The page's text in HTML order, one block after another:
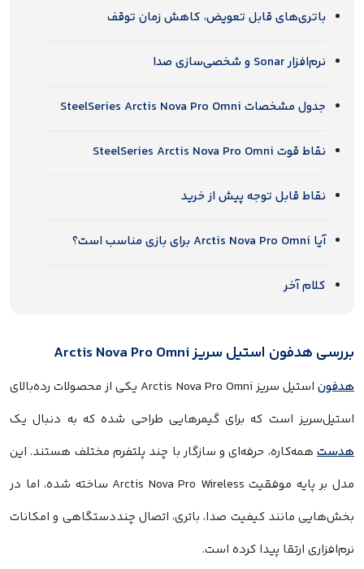
باتری‌های قابل تعویض، کاهش زمان توقف
نرم‌افزار Sonar و شخصی‌سازی صدا
جدول مشخصات SteelSeries Arctis Nova Pro Omni
نقاط قوت SteelSeries Arctis Nova Pro Omni
نقاط قابل توجه پیش از خرید
آیا Arctis Nova Pro Omni برای بازی مناسب است؟
کلام آخر
بررسی هدفون استیل سریز Arctis Nova Pro Omni
هدفون
استیل سریز Arctis Nova Pro Omni یکی از محصولات رده‌بالای
استیل‌سریز است که برای گیمرهایی طراحی شده که به دنبال یک
هدست همه‌کاره، حرفه‌ای و سازگار با چند پلتفرم مختلف هستند. این
مدل بر پایه موفقیت Arctis Nova Pro Wireless ساخته شده، اما در
بخش‌هایی مانند کیفیت صدا، باتری، اتصال چنددستگاهی و امکانات
نرم‌افزاری ارتقا پیدا کرده است.